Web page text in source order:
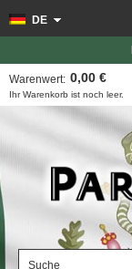
DE
Ihr Warenkorb ist noch leer.
Warenwert: 0,00 €